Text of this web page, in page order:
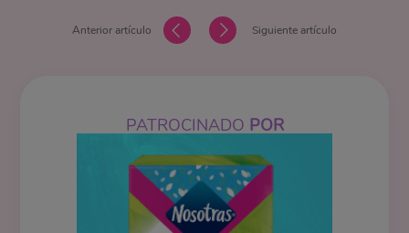
Anterior artículo Siguiente artículo
PATROCINADO POR